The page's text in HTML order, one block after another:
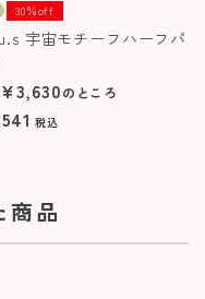
30％off
宇宙モチーフハーフパ
¥3,630のところ
税込
商品